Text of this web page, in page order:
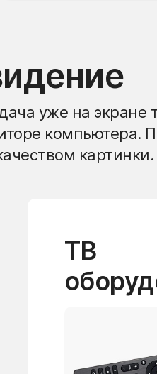
уже на экране
компьютера.
картинки.
ТВ